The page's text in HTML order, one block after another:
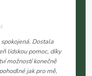
Dostala
lidskou pomoc, díky
možností konečně
jak pro mě,